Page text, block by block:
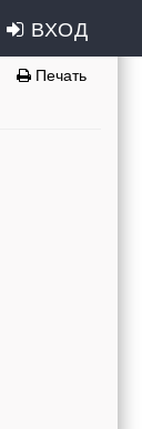
ВХОД
Печать